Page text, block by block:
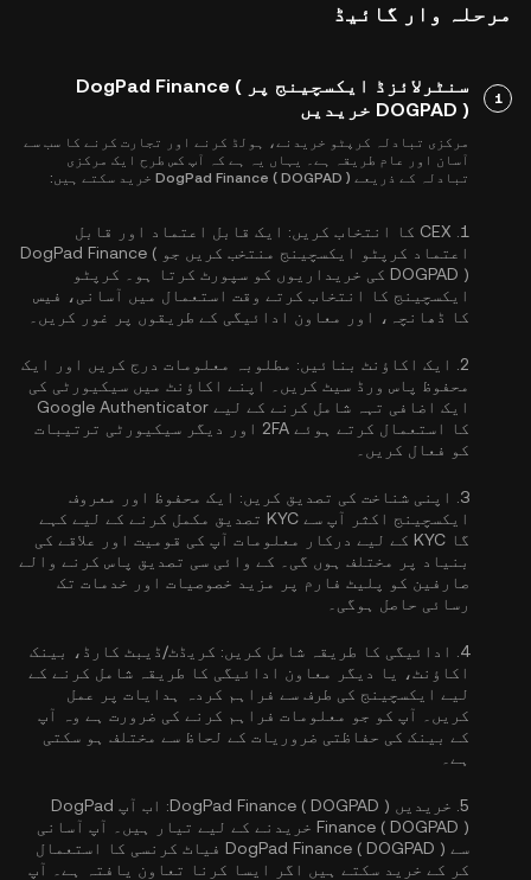
مرحلہ وار گائیڈ
1
سنٹرلائزڈ ایکسچینج پر DogPad Finance (
DOGPAD ) خریدیں
مرکزی تبادلہ کرپٹو خریدنے، ہولڈ کرنے اور تجارت کرنے کا سب سے
آسان اور عام طریقہ ہے۔ یہاں یہ ہے کہ آپ کس طرح ایک مرکزی
تبادلہ کے ذریعے DogPad Finance ( DOGPAD ) خرید سکتے ہیں:
1. CEX کا انتخاب کریں:
ایک قابل اعتماد اور قابل
اعتماد کرپٹو ایکسچینج منتخب کریں جو DogPad Finance (
DOGPAD ) کی خریداریوں کو سپورٹ کرتا ہو۔ کرپٹو
ایکسچینج کا انتخاب کرتے وقت استعمال میں آسانی، فیس
کا ڈھانچہ، اور معاون ادائیگی کے طریقوں پر غور کریں۔
2. ایک اکاؤنٹ بنائیں: مطلوبہ معلومات درج کریں اور ایک
محفوظ پاس ورڈ سیٹ کریں۔ اپنے اکاؤنٹ میں سیکیورٹی کی
ایک اضافی تہہ شامل کرنے کے لیے Google Authenticator
کا استعمال کرتے ہوئے 2FA
اور دیگر سیکیورٹی ترتیبات
کو فعال کریں۔
3. اپنی شناخت کی تصدیق کریں: ایک محفوظ اور معروف
ایکسچینج اکثر آپ سے
KYC تصدیق مکمل کرنے کے لیے کہے
گا
KYC کے لیے درکار معلومات آپ کی قومیت اور علاقے کی
بنیاد پر مختلف ہوں گی۔ کے وائی سی تصدیق پاس کرنے والے
صارفین کو پلیٹ فارم پر مزید خصوصیات اور خدمات تک
رسائی حاصل ہوگی۔
4. ادائیگی کا طریقہ شامل کریں: کریڈٹ/ڈیبٹ کارڈ، بینک
اکاؤنٹ، یا دیگر معاون ادائیگی کا طریقہ شامل کرنے کے
لیے ایکسچینج کی طرف سے فراہم کردہ ہدایات پر عمل
کریں۔ آپ کو جو معلومات فراہم کرنے کی ضرورت ہے وہ آپ
کے بینک کی حفاظتی ضروریات کے لحاظ سے مختلف ہو سکتی
ہے۔
5. خریدیں DogPad Finance ( DOGPAD ):
اب آپ DogPad
Finance ( DOGPAD ) خریدنے کے لیے تیار ہیں۔ آپ آسانی
سے DogPad Finance ( DOGPAD ) فیاٹ کرنسی کا استعمال
کر کے خرید سکتے ہیں اگر ایسا کرنا تعاون یافتہ ہے۔ آپ